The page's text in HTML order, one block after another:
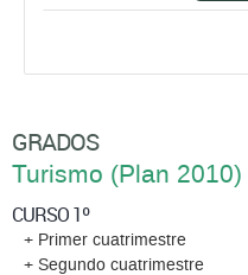
GRADOS
Turismo (Plan 2010)
CURSO 1º
+ Primer cuatrimestre
+ Segundo cuatrimestre